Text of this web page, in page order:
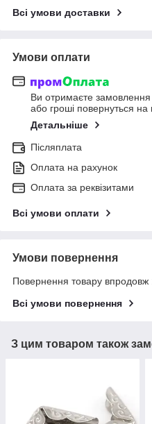
Всі умови доставки
Умови оплати
Ви отримаєте замовлення
або гроші повернуться на
Детальніше
Післяплата
Оплата на рахунок
Оплата за реквізитами
Всі умови оплати
Умови повернення
Повернення товару впродовж
Всі умови повернення
З цим товаром також